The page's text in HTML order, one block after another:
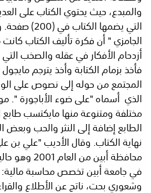
والمبدع، حيث يحتوي الكتاب على
التي يضمها
الجامزي " أن فكرة تأليف الكتاب
أزدحام الأفكار في عقله والصخب
فأخذ بزمام الكتابة وأخذ يترجم
المجتمع من حوله إلى نصوص على
الذي أسماه "على ضوء الأباجورة ".
مختلفة ومتنوعة منها مايكتسب
الطابع إضافة إلى النثر والحب وبعض
نهاية الكتاب. وقال الأديب "علي بن
محافظة أبين
في جامعة أبين تخصص محاسبة مالية:
وشعوري بحت، ناتج عن الأطلاع